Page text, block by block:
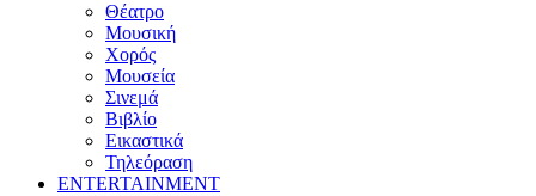
Θέατρο
Μουσική
Χορός
Μουσεία
Σινεμά
Βιβλίο
Εικαστικά
Τηλεόραση
ENTERTAINMENT